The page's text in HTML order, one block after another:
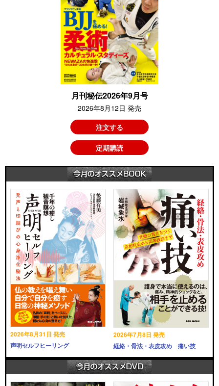
月刊秘伝2026年9月号
2026年8月12日 発売
注文する
定期購読
2026年8月31日 発売
声明セルフヒーリング
2026年7月8日 発売
経絡・骨法・表皮攻め 痛い技